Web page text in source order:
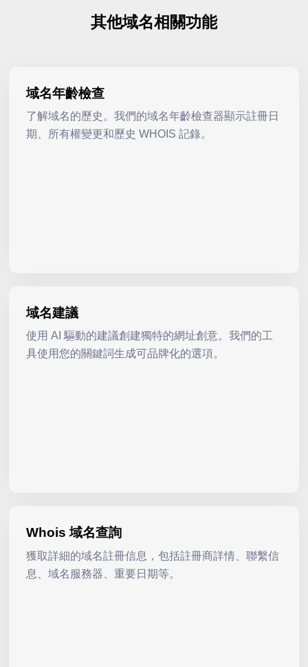
其他域名相關功能
域名年齡檢查
了解域名的歷史。我們的域名年齡檢查器顯示註冊日
期、所有權變更和歷史 WHOIS 記錄。
域名建議
使用 AI 驅動的建議創建獨特的網址創意。我們的工
具使用您的關鍵詞生成可品牌化的選項。
Whois 域名查詢
獲取詳細的域名註冊信息，包括註冊商詳情、聯繫信
息、域名服務器、重要日期等。